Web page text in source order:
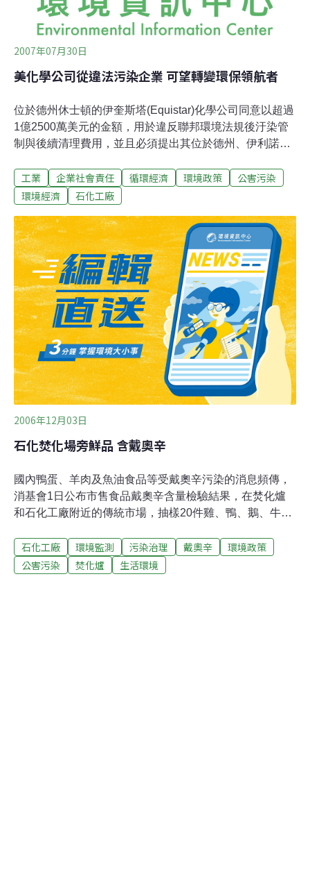
2007年07月30日
美化學公司從違法污染企業 可望轉變環保領航者
位於德州休士頓的伊奎斯塔(Equistar)化學公司同意以超過
1億2500萬美元的金額，用於違反聯邦環境法規後汙染管
制與後續清理費用，並且必須提出其位於德州、伊利諾
空氣汙染、水汙染與有毒廢棄物防制等行動的紀錄。美國
司法部與環保署於19日表示，他們要求伊奎斯塔公司做得
室行政助理中山 (Granta Nakayama)表示，「伊奎斯塔將
成為所有石化公司中，第一個採取這些較先前更嚴格環保
措施的公司。經由這些符合環保的投資，伊奎斯塔得到一
個反轉形象的機會，更環保、少汙染，成為此一產業中的
領航者。」
工業 企業社會責任 循環經濟 環境政策
公害污染
環境經濟
石化工廠
2006年12月03日
石化焚化場旁鮮品 含戴奧辛
國內鴨蛋、羊肉及魚油食品等受戴奧辛污染的消息頻傳，
消基會1日公布市售食品戴奧辛含量檢驗結果，在焚化爐
和石化工廠附近的傳統市場，抽樣20件雞、鴨、鵝、牛、
奧辛，但含量低於預警值，提醒消費者應避免長期或大量
食用動物內臟、脂肪含量高的食品。
石化工廠 環境監測 污染治理 戴奧辛
環境政策
公害污染
焚化爐 生活環境